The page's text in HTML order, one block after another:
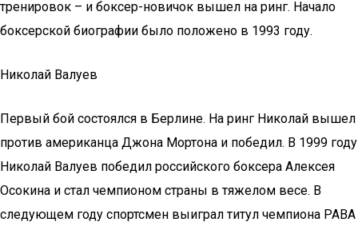
тренировок – и боксер-новичок вышел на ринг. Начало
боксерской биографии было положено в 1993 году.
Николай Валуев
Первый бой состоялся в Берлине. На ринг Николай вышел
против американца Джона Мортона и победил. В 1999 году
Николай Валуев победил российского боксера Алексея
Осокина и стал чемпионом страны в тяжелом весе. В
следующем году спортсмен выиграл титул чемпиона РАВА